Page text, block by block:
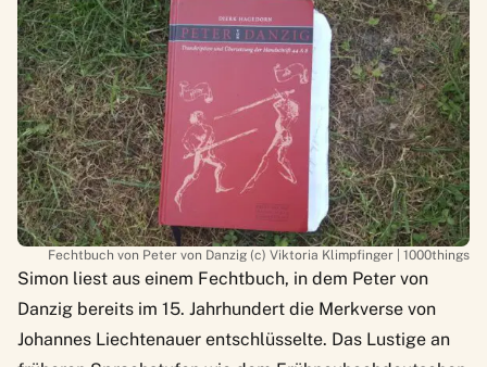
Fechtbuch von Peter von Danzig (c) Viktoria Klimpfinger | 1000things
Simon liest aus einem Fechtbuch, in dem Peter von
Danzig bereits im 15. Jahrhundert die Merkverse von
Johannes Liechtenauer entschlüsselte. Das Lustige an